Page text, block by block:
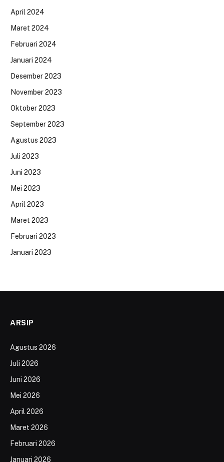
April 2024
Maret 2024
Februari 2024
Januari 2024
Desember 2023
November 2023
Oktober 2023
September 2023
Agustus 2023
Juli 2023
Juni 2023
Mei 2023
April 2023
Maret 2023
Februari 2023
Januari 2023
ARSIP
Agustus 2026
Juli 2026
Juni 2026
Mei 2026
April 2026
Maret 2026
Februari 2026
Januari 2026